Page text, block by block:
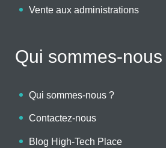
Vente aux administrations
Qui sommes-nous
Qui sommes-nous ?
Contactez-nous
Blog High-Tech Place